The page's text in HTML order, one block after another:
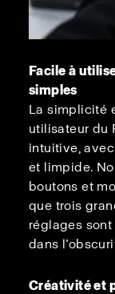
Facile à
simples
La simplicité
utilisateur du
intuitive,
et limpide.
boutons et
que trois
réglages
dans
Créativité et